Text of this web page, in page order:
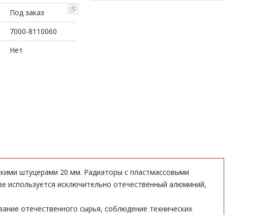
Под заказ
7000-8110060
Нет
штуцерами 20 мм. Радиаторы с пластмассовыми
используется исключительно отечественный алюминий,
отечественного сырья, соблюдение технических